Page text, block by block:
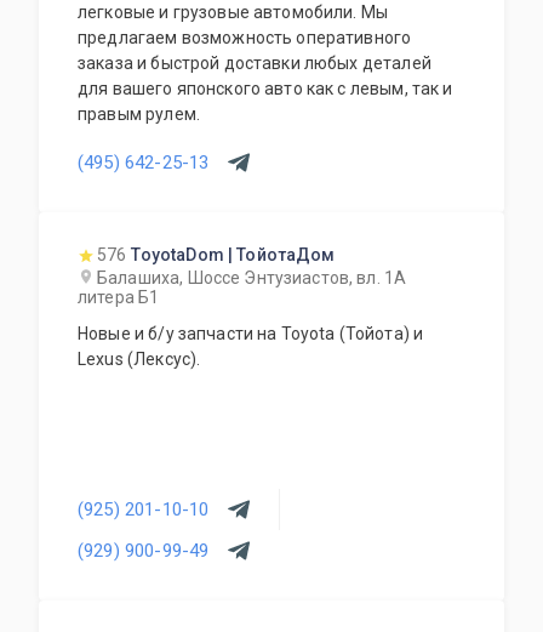
легковые и грузовые автомобили. Мы
предлагаем возможность оперативного
заказа и быстрой доставки любых деталей
для вашего японского авто как с левым, так и
правым рулем.
(495) 642-25-13
576 ToyotaDom | ТойотаДом
Балашиха, Шоссе Энтузиастов, вл. 1А
литера Б1
Новые и б/у запчасти на Toyota (Тойота) и
Lexus (Лексус).
(925) 201-10-10
(929) 900-99-49